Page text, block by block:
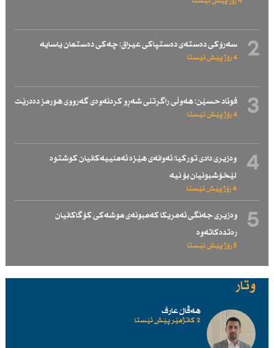
2 سەرۆكی دەستەی دەستپاكی عیراق: چەكی دەستمان یاسایە
4 رۆژ پێش ئێستا
3 فوئاد حسێن: هەوڵی راگرتنی شەڕو كردنەوەی گەرووی هورمز دەدرێت
4 رۆژ پێش ئێستا
4
وەزیری دادی توركیا: ئەوانەی هێزە ئەمنییەكانیان كوشتوە
لێخۆشبونیان بۆ نیە
4 رۆژ پێش ئێستا
5
وەزیری جەنگی ئەمریكا كەمبونەی موشەكی كۆگاكانیان
رەتدەكاتەوە
5 رۆژ پێش ئێستا
وتار
هەڤاڵ عارف
2 کاتژمێر پێش ئێستا